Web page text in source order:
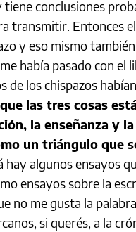
conclusiones
transmitir. Entonces
y eso mismo
había pasado con el
de los chispazos
las tres cosas
la enseñanza y
un triángulo que
hay algunos ensayos
ensayos sobre la
no me gusta la palabra
si querés, a la